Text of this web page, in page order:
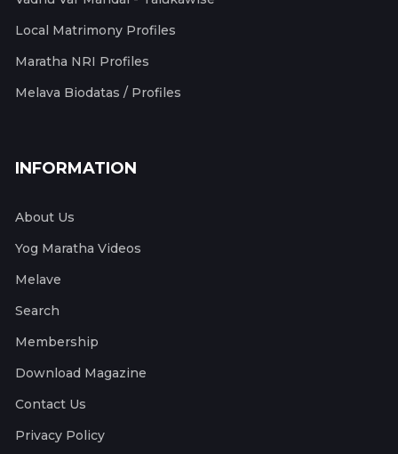
Local Matrimony Profiles
Maratha NRI Profiles
Melava Biodatas / Profiles
INFORMATION
About Us
Yog Maratha Videos
Melave
Search
Membership
Download Magazine
Contact Us
Privacy Policy